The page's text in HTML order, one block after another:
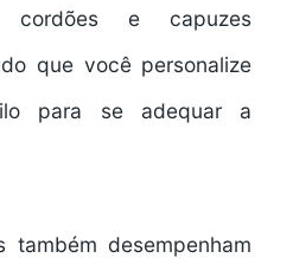
cordões e capuzes
que você personalize
para se adequar a
desempenham